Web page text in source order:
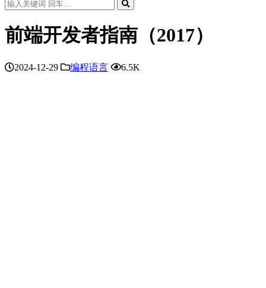
前端开发者指南（2017）
2024-12-29 编程语言 6.5K